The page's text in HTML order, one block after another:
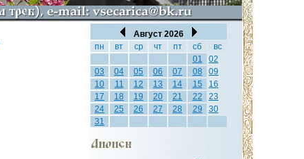
Август 2026
пн
вт ср чт пт сб
вс
01
02
03
04 05 06 07 08
09
10
11 12 13 14 15
16
17
18 19 20 21 22
23
24
25 26 27 28 29
30
31